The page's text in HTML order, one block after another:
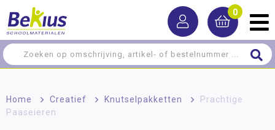
0
Home > Creatief > Knutselpakketten >
Prachtige
Paaseieren